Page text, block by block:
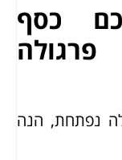
כסף
נפתחת, הנה